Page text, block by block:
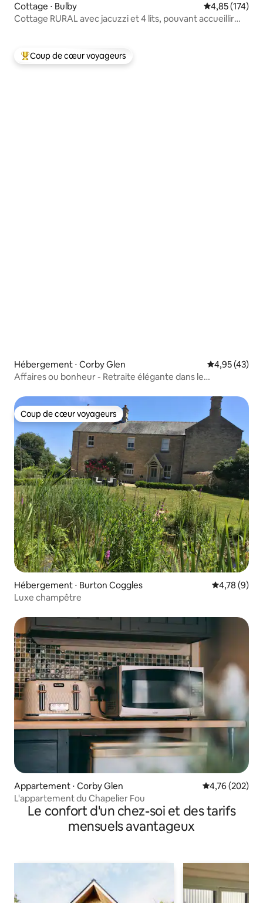
Cottage ⋅ Bulby Évaluation
4,85 (174)
Cottage RURAL avec jacuzzi et 4 lits, pouvant accueillir
Coups de cœur voyageurs les plus appréciés
Coup de cœur voyageurs
Hébergement ⋅ Corby Glen Évaluation
4,95 (43)
Affaires ou bonheur - Retraite élégante dans le
Coup de cœur voyageurs
Coup de cœur voyageurs
Hébergement ⋅ Burton Coggles Évaluation
4,78 (9)
Luxe champêtre
Appartement ⋅ Corby Glen Évaluation
4,76 (202)
L'appartement du Chapelier Fou
Le confort d'un chez-soi et des tarifs
mensuels avantageux